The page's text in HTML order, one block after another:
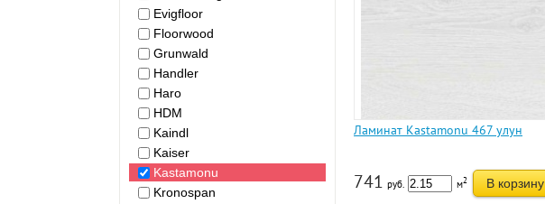
Evigfloor
Floorwood
Grunwald
Handler
Haro
HDM
Kaindl
Kaiser
Kastamonu
Kronospan
Ламинат Kastamonu 467 улун
741 руб. м2 В корзину